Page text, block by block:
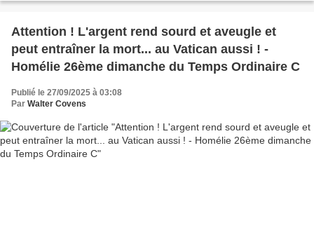
Attention ! L'argent rend sourd et aveugle et
peut entraîner la mort... au Vatican aussi ! -
Homélie 26ème dimanche du Temps Ordinaire C
Publié le 27/09/2025 à 03:08
Par Walter Covens